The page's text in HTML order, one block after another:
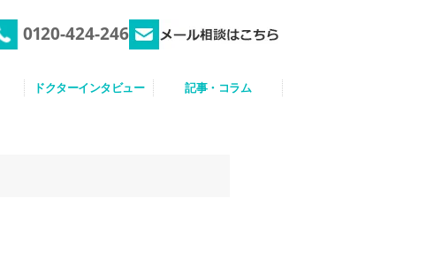
0120-424-246
ドクターインタビュー 記事・コラム